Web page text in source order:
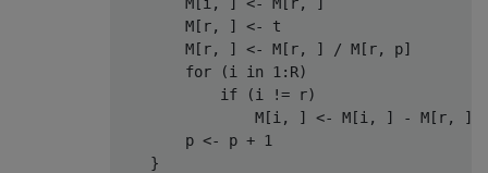
        M
[ r, ] <-
t
        M
[ r, ] <- M [ r, ] / M [ r, p]
for
(i in 1 : R)
if
(i != r)
                M
[i , ] <- M [i , ] - M [ r, ]
        p
<- p + 1
}